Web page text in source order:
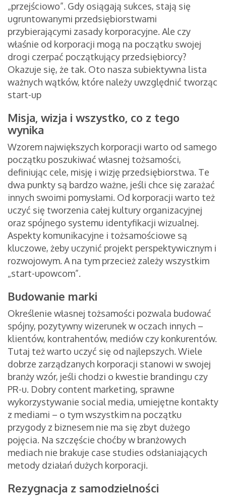
„przejściowo”. Gdy osiągają sukces, stają się
ugruntowanymi przedsiębiorstwami
przybierającymi zasady korporacyjne. Ale czy
właśnie od korporacji mogą na początku swojej
drogi czerpać początkujący przedsiębiorcy?
Okazuje się, że tak. Oto nasza subiektywna lista
ważnych wątków, które należy uwzględnić tworząc
start-up
Misja, wizja i wszystko, co z tego
wynika
Wzorem największych korporacji warto od samego
początku poszukiwać własnej tożsamości,
definiując cele, misję i wizję przedsiębiorstwa. Te
dwa punkty są bardzo ważne, jeśli chce się zarażać
innych swoimi pomysłami. Od korporacji warto też
uczyć się tworzenia całej kultury organizacyjnej
oraz spójnego systemu identyfikacji wizualnej.
Aspekty komunikacyjne i tożsamościowe są
kluczowe, żeby uczynić projekt perspektywicznym i
rozwojowym. A na tym przecież zależy wszystkim
„start-upowcom”.
Budowanie marki
Określenie własnej tożsamości pozwala budować
spójny, pozytywny wizerunek w oczach innych –
klientów, kontrahentów, mediów czy konkurentów.
Tutaj też warto uczyć się od najlepszych. Wiele
dobrze zarządzanych korporacji stanowi w swojej
branży wzór, jeśli chodzi o kwestie brandingu czy
PR-u. Dobry content marketing, sprawne
wykorzystywanie social media, umiejętne kontakty
z mediami – o tym wszystkim na początku
przygody z biznesem nie ma się zbyt dużego
pojęcia. Na szczęście choćby w branżowych
mediach nie brakuje case studies odsłaniających
metody działań dużych korporacji.
Rezygnacja z samodzielności